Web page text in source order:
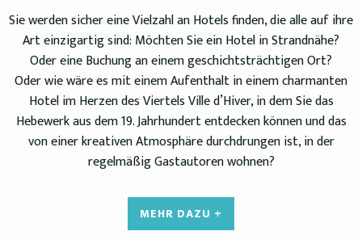
Sie werden sicher eine Vielzahl an Hotels finden, die alle auf ihre
Art einzigartig sind: Möchten Sie ein Hotel in Strandnähe?
Oder eine Buchung an einem geschichtsträchtigen Ort?
Oder wie wäre es mit einem Aufenthalt in einem charmanten
Hotel im Herzen des Viertels Ville d’Hiver, in dem Sie das
Hebewerk aus dem 19. Jahrhundert entdecken können und das
von einer kreativen Atmosphäre durchdrungen ist, in der
regelmäßig Gastautoren wohnen?
MEHR DAZU +